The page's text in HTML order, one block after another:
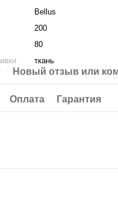
Bellus
200
80
ткань
Новый отзыв или
Оплата Гарантия